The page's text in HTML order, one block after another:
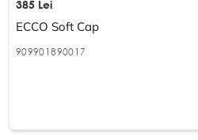
385 Lei
ECCO Soft Cap
909901890017